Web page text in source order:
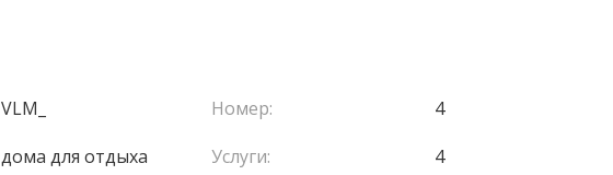
VLM_
домa для отдыха
Номер:
4
Услуги:
4